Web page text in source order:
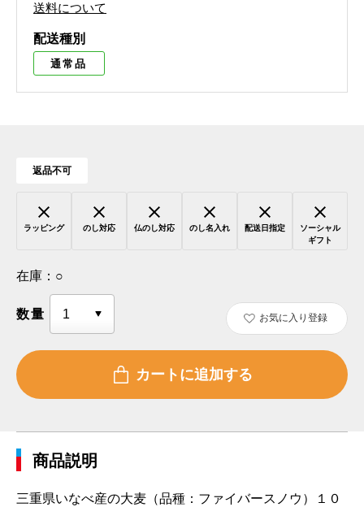
送料について
配送種別
通常品
返品不可
ラッピング のし対応 仏のし対応 のし名入れ 配送日指定
ソーシャル
ギフト
在庫： ○
数量 お気に入り登録
商品説明
三重県いなべ産の大麦（品種：ファイバースノウ）１０